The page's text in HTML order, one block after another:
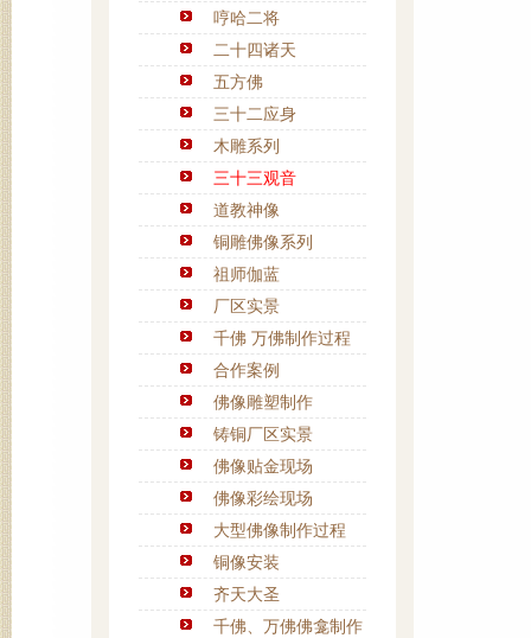
哼哈二将
二十四诸天
五方佛
三十二应身
木雕系列
三十三观音
道教神像
铜雕佛像系列
祖师伽蓝
厂区实景
千佛 万佛制作过程
合作案例
佛像雕塑制作
铸铜厂区实景
佛像贴金现场
佛像彩绘现场
大型佛像制作过程
铜像安装
齐天大圣
千佛、万佛佛龛制作